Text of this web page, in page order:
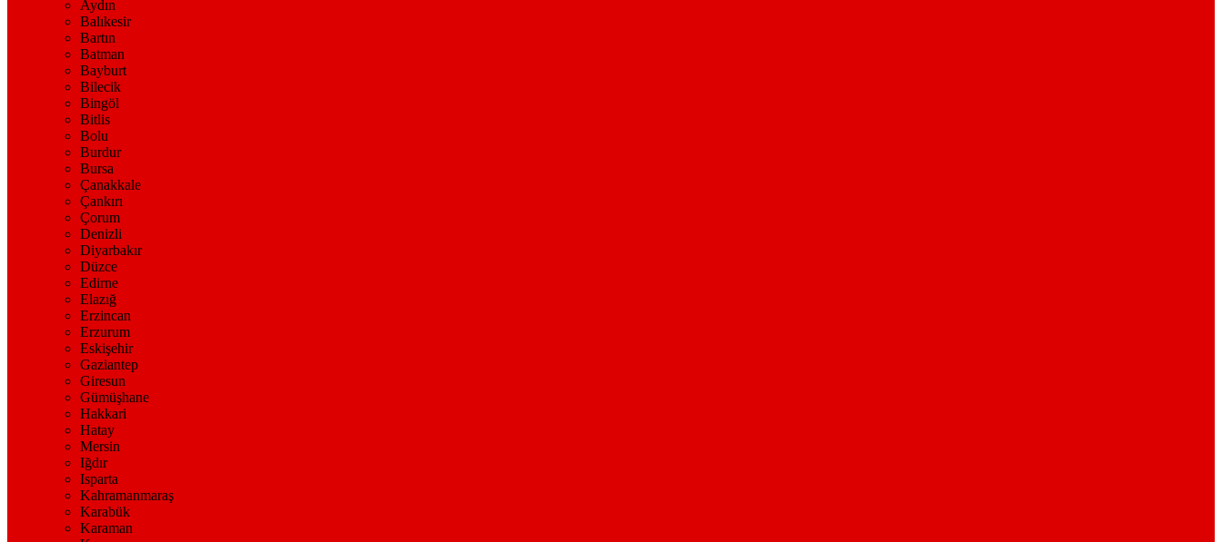
Aydın
Balıkesir
Bartın
Batman
Bayburt
Bilecik
Bingöl
Bitlis
Bolu
Burdur
Bursa
Çanakkale
Çankırı
Çorum
Denizli
Diyarbakır
Düzce
Edirne
Elazığ
Erzincan
Erzurum
Eskişehir
Gaziantep
Giresun
Gümüşhane
Hakkari
Hatay
Mersin
Iğdır
Isparta
Kahramanmaraş
Karabük
Karaman